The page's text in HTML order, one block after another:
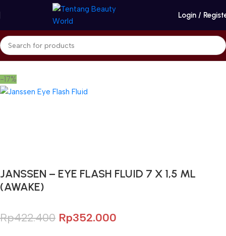
Login /
Beranda Janssen Cosmetics Eye Care
-17%
JANSSEN – EYE FLASH FLUID 7 X 1,5 ML
(AWAKE)
Rp422.400 Rp352.000